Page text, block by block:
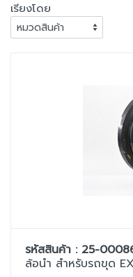
เรียงโดย
รหัสสินค้า : 25-
ล้อนำ สำหรับรถขุด